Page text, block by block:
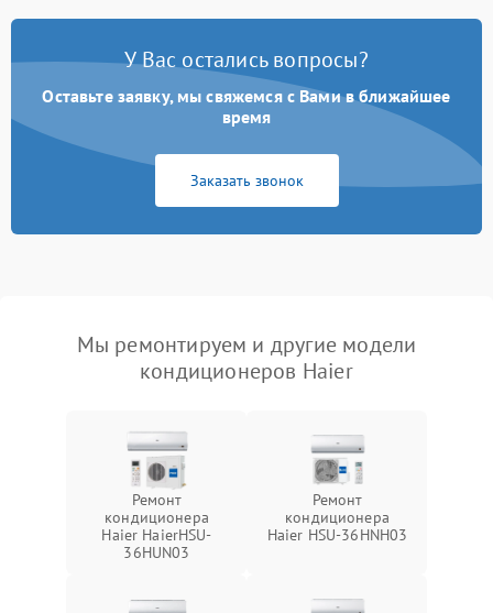
У Вас остались вопросы?
Оставьте заявку, мы свяжемся с Вами в ближайшее
время
Заказать звонок
Мы ремонтируем и другие модели
кондиционеров Haier
Ремонт
кондиционера
Haier HaierHSU-
36HUN03
Ремонт
кондиционера
Haier HSU-36HNH03